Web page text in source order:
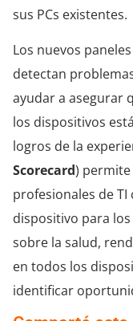
sus PCs existentes.
Los nuevos
detectan
ayudar a asegurar
los dispositivos
logros de la
Scorecard) permite
profesionales de
dispositivo para
sobre la salud,
en todos los
identificar